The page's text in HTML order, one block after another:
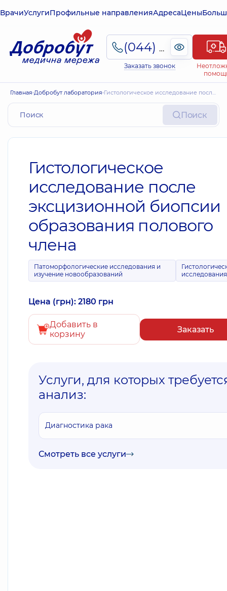
ВрачиУслугиПрофильные направленияАдресаЦены
(044) 495-2-888
Заказать звонок
Главная Добробут лаборатория Гистологическое исследование после эксцизионной биопсии образования полового члена
Поиск
Гистологическое
исследование после
эксцизионной биопсии
образования полового
члена
Патоморфологические исследования и
изучение новообразований
исследования
Цена (грн): 2180 грн
Добавить в
корзину
Заказать
Услуги, для которых
анализ:
Диагностика рака
Смотреть все услуги